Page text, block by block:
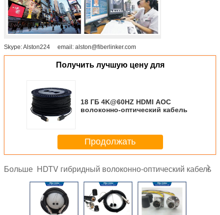
Skype: Alston224 email: alston@fiberlinker.com
Получить лучшую цену для
18 ГБ 4K@60HZ HDMI AOC
волоконно-оптический кабель
Продолжать
Больше HDTV гибридный волоконно-оптический кабель